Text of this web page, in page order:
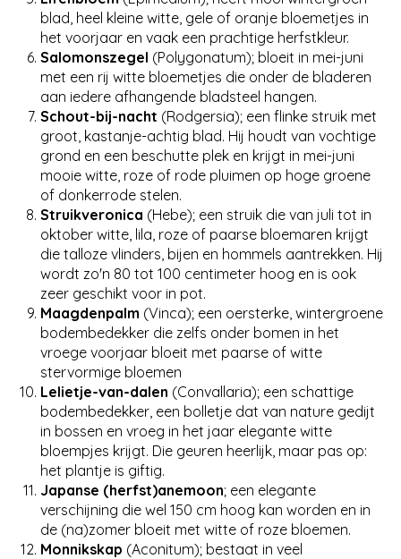
blad, heel kleine witte, gele of oranje bloemetjes in
het voorjaar en vaak een prachtige herfstkleur.
Salomonszegel (Polygonatum); bloeit in mei-juni
met een rij witte bloemetjes die onder de bladeren
aan iedere afhangende bladsteel hangen.
Schout-bij-nacht (Rodgersia); een flinke struik met
groot, kastanje-achtig blad. Hij houdt van vochtige
grond en een beschutte plek en krijgt in mei-juni
mooie witte, roze of rode pluimen op hoge groene
of donkerrode stelen.
Struikveronica (Hebe); een struik die van juli tot in
oktober witte, lila, roze of paarse bloemaren krijgt
die talloze vlinders, bijen en hommels aantrekken. Hij
wordt zo'n 80 tot 100 centimeter hoog en is ook
zeer geschikt voor in pot.
Maagdenpalm (Vinca); een oersterke, wintergroene
bodembedekker die zelfs onder bomen in het
vroege voorjaar bloeit met paarse of witte
stervormige bloemen
Lelietje-van-dalen (Convallaria); een schattige
bodembedekker, een bolletje dat van nature gedijt
in bossen en vroeg in het jaar elegante witte
bloempjes krijgt. Die geuren heerlijk, maar pas op:
het plantje is giftig.
Japanse (herfst)anemoon; een elegante
verschijning die wel 150 cm hoog kan worden en in
de (na)zomer bloeit met witte of roze bloemen.
Monnikskap (Aconitum); bestaat in veel